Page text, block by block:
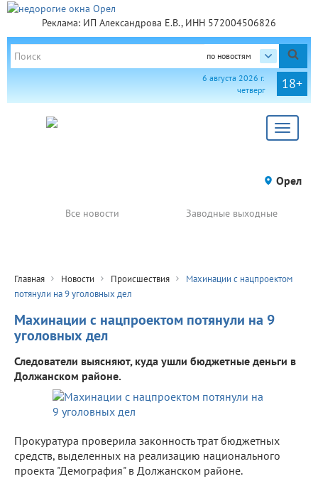
Реклама: ИП Александрова Е.В., ИНН 572004506826
по новостям
18+
6 августа 2026 г.
четверг
Toggle
Орел
Все новости Заводные выходные
Главная Новости Происшествия
Махинации с нацпроектом
потянули на 9 уголовных дел
Махинации с нацпроектом потянули на 9
уголовных дел
Следователи выясняют, куда ушли бюджетные деньги в
Должанском районе.
Прокуратура проверила законность трат бюджетных
средств, выделенных на реализацию национального
проекта "Демография" в Должанском районе.